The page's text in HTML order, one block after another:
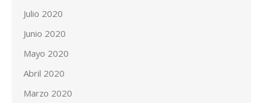
Julio 2020
Junio 2020
Mayo 2020
Abril 2020
Marzo 2020